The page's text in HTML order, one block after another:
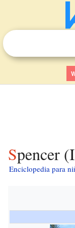
Spencer
Enciclopedia para